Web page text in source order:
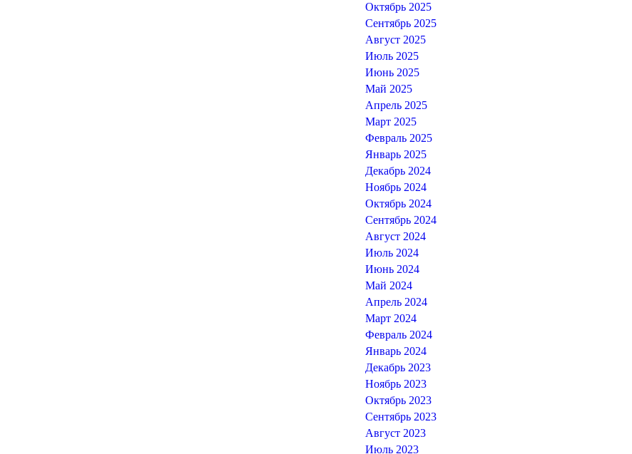
Октябрь 2025
Сентябрь 2025
Август 2025
Июль 2025
Июнь 2025
Май 2025
Апрель 2025
Март 2025
Февраль 2025
Январь 2025
Декабрь 2024
Ноябрь 2024
Октябрь 2024
Сентябрь 2024
Август 2024
Июль 2024
Июнь 2024
Май 2024
Апрель 2024
Март 2024
Февраль 2024
Январь 2024
Декабрь 2023
Ноябрь 2023
Октябрь 2023
Сентябрь 2023
Август 2023
Июль 2023